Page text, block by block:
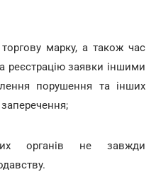
марку, а також час
реєстрацію заявки іншими
порушення та інших
органів не завжди